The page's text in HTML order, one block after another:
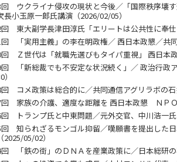
ウクライナ侵攻の現状と今後／「国際秩序壊
長小玉原一郎氏講演（2026/02/05）
東大副学長津田淳氏「エリートは公共性に奉
「実用主義」の李在明政権／ 西日本政懇／共
回 Ｚ世代は「就職先選びもタイパ重視」 西日
「新総裁でも不安定な状況続く」／ 政治行政
コメ政策は総合的に／共同通信アグリラボの
回 家族の介護、適度な距離を 西日本政懇 ＮＰ
トランプ氏と中東問題／元外交官、中川浩一
回 知られざるモンゴル抑留／嘆願書を提出した
05/02）
「鉄の街」のＤＮＡを産業政策に／日本総研